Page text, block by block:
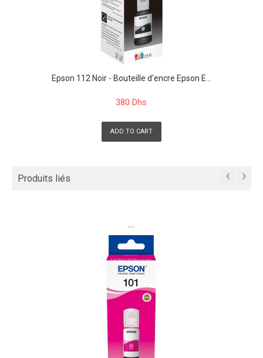
Epson 112 Noir - Bouteille d'encre Epson E...
380 Dhs
ADD TO CART
Produits liés ‹ ›
```